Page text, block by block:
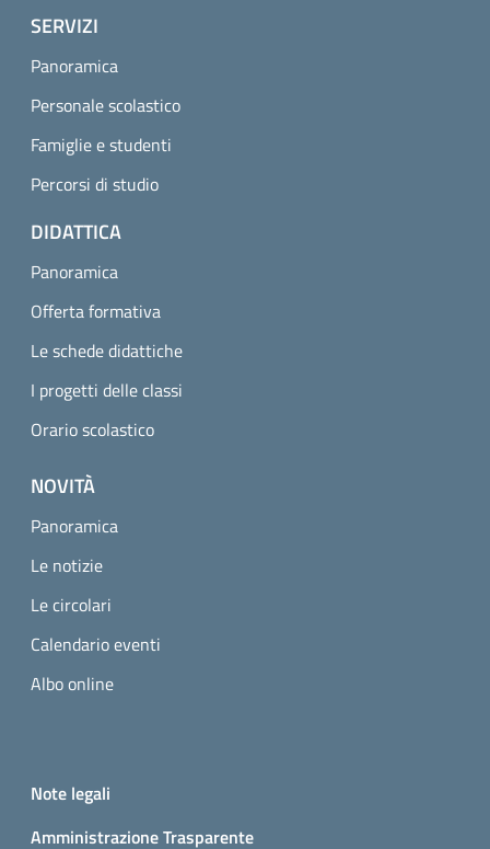
SERVIZI
Panoramica
Personale scolastico
Famiglie e studenti
Percorsi di studio
DIDATTICA
Panoramica
Offerta formativa
Le schede didattiche
I progetti delle classi
Orario scolastico
NOVITÀ
Panoramica
Le notizie
Le circolari
Calendario eventi
Albo online
Small prints
Note legali
Amministrazione Trasparente